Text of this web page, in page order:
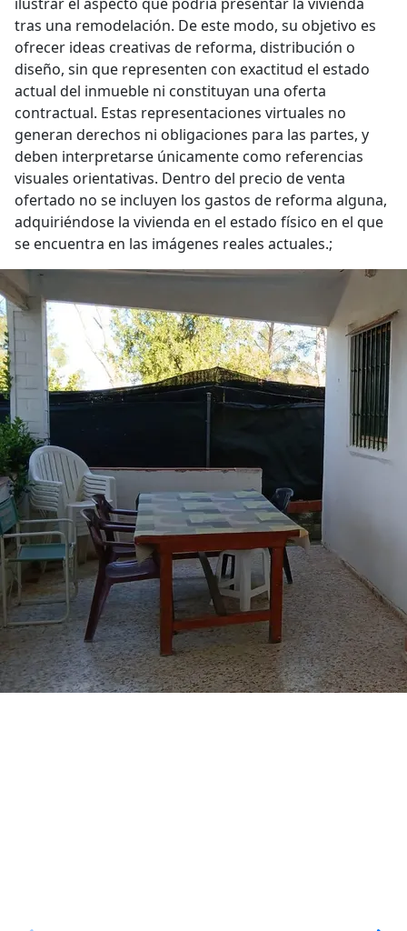
tras una remodelación. De este modo, su objetivo es
ofrecer ideas creativas de reforma, distribución o
diseño, sin que representen con exactitud el estado
actual del inmueble ni constituyan una oferta
contractual. Estas representaciones virtuales no
generan derechos ni obligaciones para las partes, y
deben interpretarse únicamente como referencias
visuales orientativas. Dentro del precio de venta
ofertado no se incluyen los gastos de reforma alguna,
adquiriéndose la vivienda en el estado físico en el que
se encuentra en las imágenes reales actuales.;